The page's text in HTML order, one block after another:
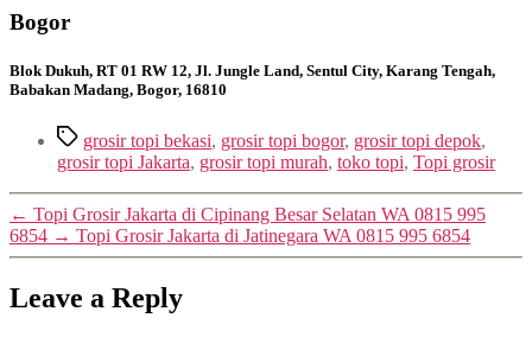
Bogor
Blok Dukuh, RT 01 RW 12, Jl. Jungle Land, Sentul City, Karang Tengah,
Babakan Madang, Bogor, 16810
Tagsgrosir topi bekasi, grosir topi bogor, grosir topi depok,
grosir topi Jakarta, grosir topi murah, toko topi, Topi grosir
← Topi Grosir Jakarta di Cipinang Besar Selatan WA 0815 995
6854 → Topi Grosir Jakarta di Jatinegara WA 0815 995 6854
Leave a Reply